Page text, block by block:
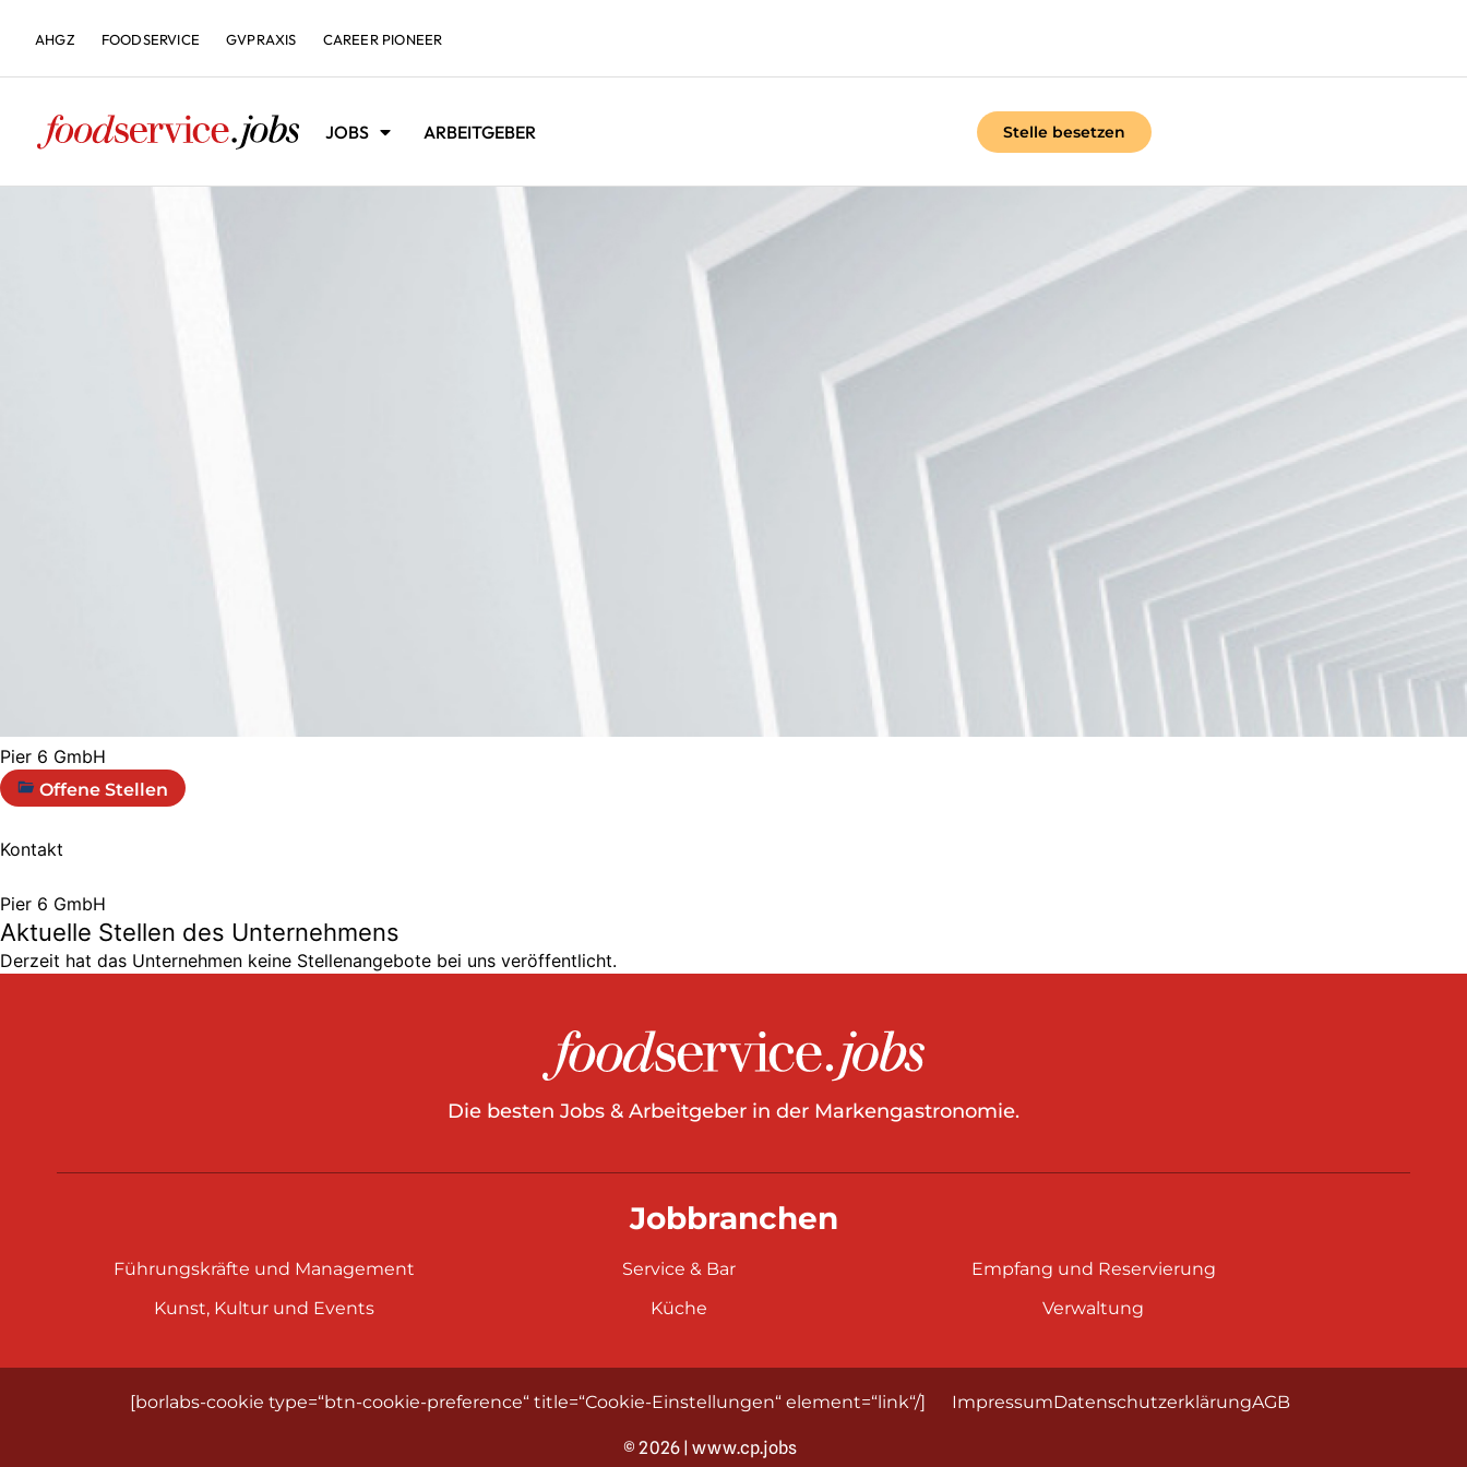
AHGZ FOODSERVICE GVPRAXIS CAREER PIONEER
JOBS ARBEITGEBER Stelle besetzen
Pier 6 GmbH
Offene Stellen
Kontakt
Pier 6 GmbH
Aktuelle Stellen des Unternehmens
Derzeit hat das Unternehmen keine Stellenangebote bei uns veröffentlicht.
Die besten Jobs & Arbeitgeber in der Markengastronomie.
Jobbranchen
Führungskräfte und Management
Kunst, Kultur und Events
Service & Bar
Küche
Empfang und Reservierung
Verwaltung
[borlabs-cookie type=“btn-cookie-preference“ title=“Cookie-Einstellungen“ element=“link“/] ImpressumDatenschutzerklärungAGB
© 2026 | www.cp.jobs